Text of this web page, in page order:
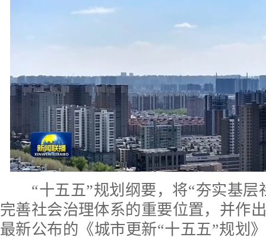
“十五五”规划纲要，将“夯实基层
完善社会治理体系的重要位置，并作
最新公布的《城市更新“十五五”规划